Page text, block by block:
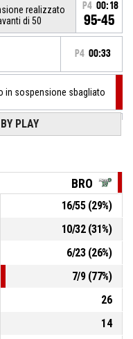
realizzato
di 50
P4 00:18
95-45
P4 00:33
in sospensione sbagliato
93-45
P4 00:58
in sospensione sbagliato
PLAY
BRO
16/55(29%)
10/32(31%)
6/23(26%)
7/9(77%)
26
14